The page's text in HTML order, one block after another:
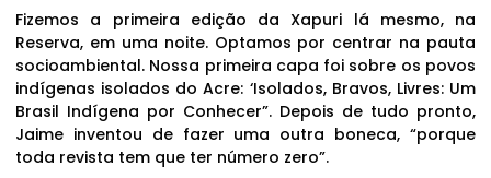
Fizemos a primeira edição da Xapuri lá mesmo, na
Reserva, em uma noite. Optamos por centrar na pauta
socioambiental. Nossa primeira capa foi sobre os povos
indígenas isolados do Acre: ‘Isolados, Bravos, Livres: Um
Brasil Indígena por Conhecer”. Depois de tudo pronto,
Jaime inventou de fazer uma outra boneca, “porque
toda revista tem que ter número zero”.